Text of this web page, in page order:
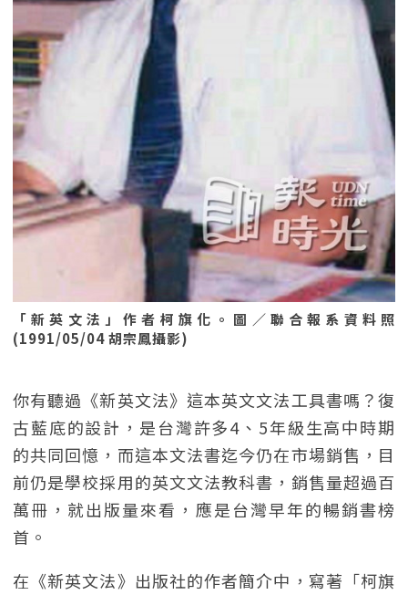
「新英文法」作者柯旗化。圖／聯合報系資料照
(1991/05/04 胡宗鳳攝影)
你有聽過《新英文法》這本英文文法工具書嗎？復
古藍底的設計，是台灣許多4、5年級生高中時期
的共同回憶，而這本文法書迄今仍在市場銷售，目
前仍是學校採用的英文文法教科書，銷售量超過百
萬冊，就出版量來看，應是台灣早年的暢銷書榜
首。
在《新英文法》出版社的作者簡介中，寫著「柯旗